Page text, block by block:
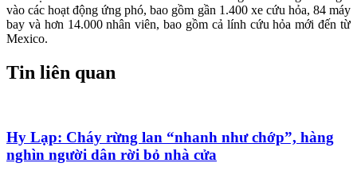
vào các hoạt động ứng phó, bao gồm gần 1.400 xe cứu hỏa, 84 máy
bay và hơn 14.000 nhân viên, bao gồm cả lính cứu hỏa mới đến từ
Mexico.
Tin liên quan
Hy Lạp: Cháy rừng lan “nhanh như chớp”, hàng
nghìn người dân rời bỏ nhà cửa